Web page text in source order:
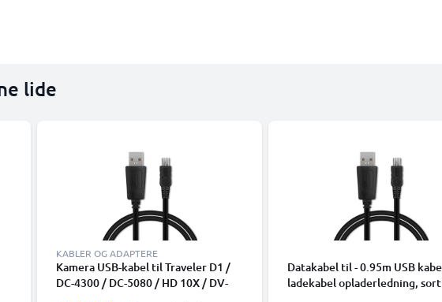
lide
KABLER OG ADAPTERE
Kamera USB-kabel til Traveler D1 /
DC-4300 / DC-5080 / HD 10X / DV-
Datakabel til - 0.95m USB
ladekabel opladerledning, sort